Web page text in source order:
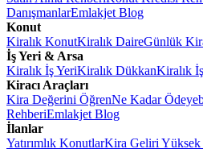
DanışmanlarEmlakjet Blog
Konut
Kiralık KonutKiralık DaireGünlük
İş Yeri & Arsa
Kiralık İş YeriKiralık DükkanKiralık
Kiracı Araçları
Kira Değerini ÖğrenNe Kadar
RehberiEmlakjet Blog
İlanlar
Yatırımlık KonutlarKira Geliri